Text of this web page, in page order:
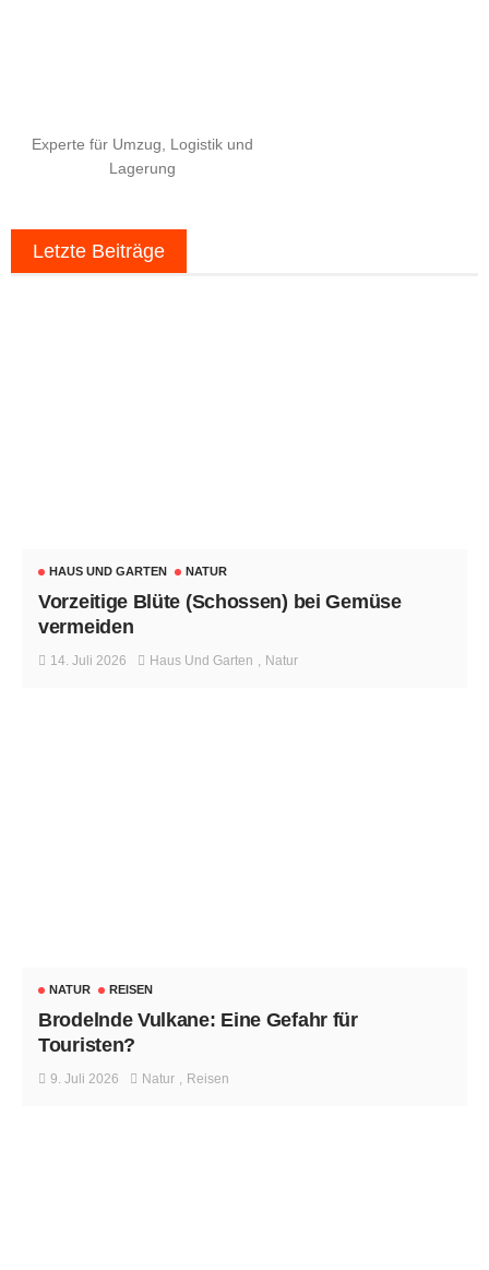
Experte für Umzug, Logistik und
Lagerung
Letzte Beiträge
HAUS UND GARTEN NATUR
Vorzeitige Blüte (Schossen) bei Gemüse
vermeiden
14. Juli 2026 Haus Und Garten Natur
NATUR REISEN
Brodelnde Vulkane: Eine Gefahr für
Touristen?
9. Juli 2026 Natur Reisen